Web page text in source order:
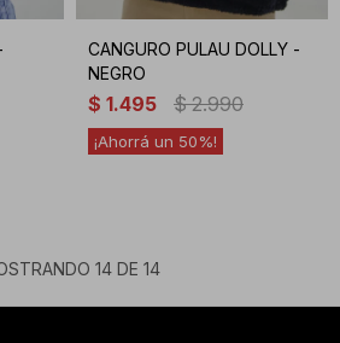
CANGURO PULAU DOLLY -
NEGRO
$ 1.495 $ 2.990
50
14DE 14